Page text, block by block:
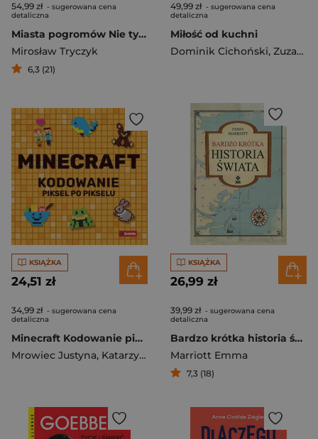
54,99 zł - sugerowana cena
detaliczna
Miasta pogromów Nie tylko Jedwabne
Mirosław Tryczyk
6,3 (21)
49,99 zł - sugerowana cena
detaliczna
Miłość od kuchni
Dominik Cichoński, Zuzanna Jagodzińska
KSIĄŻKA
24,51 zł
34,99 zł - sugerowana cena
detaliczna
Minecraft Kodowanie piksel po pikselu
Mrowiec Justyna, Katarzyna Pluta
KSIĄŻKA
26,99 zł
39,99 zł - sugerowana cena
detaliczna
Bardzo krótka historia świata
Marriott Emma
7,3 (18)